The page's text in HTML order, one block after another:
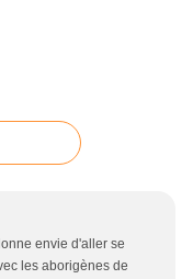
envie d'aller se
les aborigènes de